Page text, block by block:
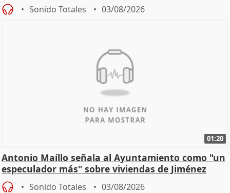
hogar en Madri
Sonido Totales 03/08/2026
01:20
Antonio Maíllo señala al Ayuntamiento como "un
especulador más" sobre viviendas de Jiménez
Becerril
Sonido Totales 03/08/2026